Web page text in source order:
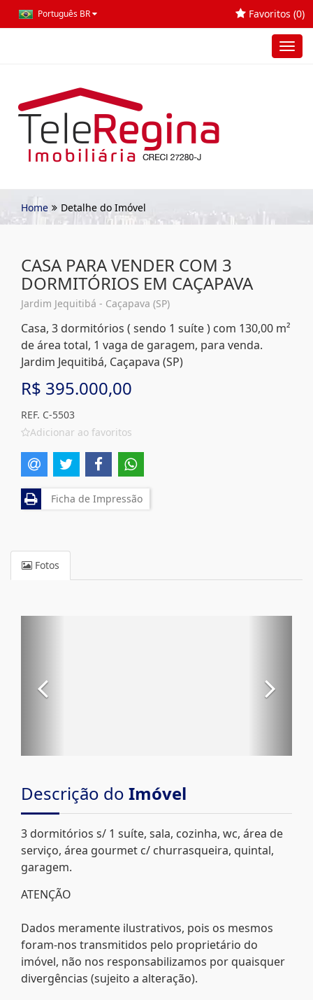
Português BR Favoritos (0)
Home Detalhe do Imóvel
CASA PARA VENDER COM 3
DORMITÓRIOS EM CAÇAPAVA
Jardim Jequitibá - Caçapava (SP)
Casa, 3 dormitórios ( sendo 1 suíte ) com 130,00 m²
de área total, 1 vaga de garagem, para venda.
Jardim Jequitibá, Caçapava (SP)
R$ 395.000,00
REF. C-5503
Adicionar ao favoritos
Ficha de Impressão
Fotos
Descrição do Imóvel
3 dormitórios s/ 1 suíte, sala, cozinha, wc, área de
serviço, área gourmet c/ churrasqueira, quintal,
garagem.
ATENÇÃO
Dados meramente ilustrativos, pois os mesmos
foram-nos transmitidos pelo proprietário do
imóvel, não nos responsabilizamos por quaisquer
divergências (sujeito a alteração).